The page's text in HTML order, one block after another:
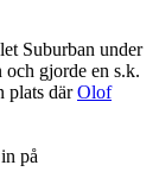
Suburban under
och gjorde en s.k.
plats därOlof
på